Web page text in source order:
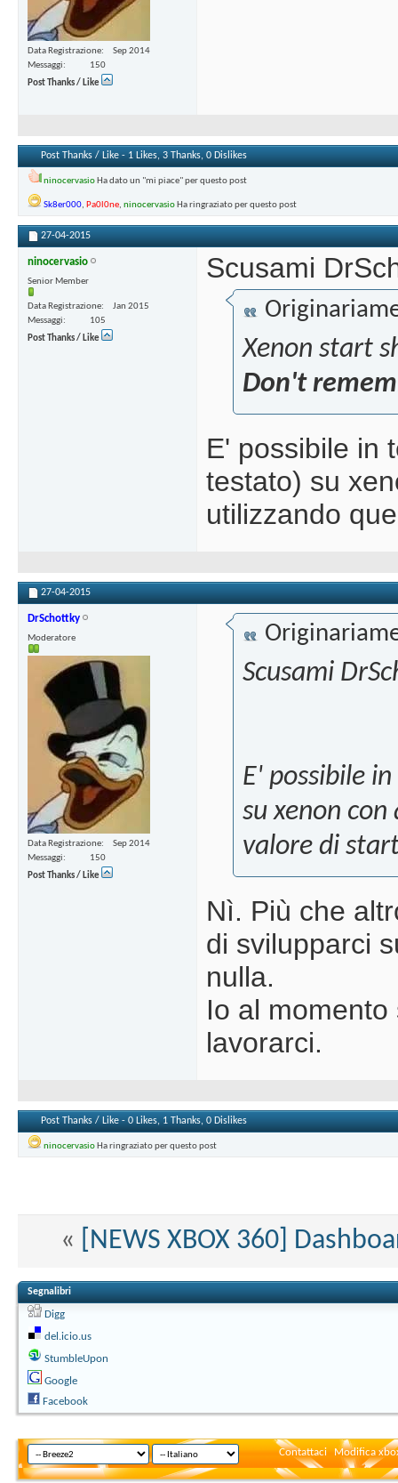
Data Registrazione
Sep 2014
Messaggi
150
Post Thanks / Like
Post Thanks / Like - 1 Likes, 3 Thanks, 0 Dislikes
ninocervasio Ha dato un "mi piace" per questo post
Sk8er000, Pa0l0ne, ninocervasio Ha ringraziato per questo post
27-04-2015
ninocervasio
Senior Member
Data Registrazione
Jan 2015
Messaggi
105
Post Thanks / Like
Scusami
Xenon start
Don't
E' possibile in
testato) su
utilizzando
27-04-2015
DrSchottky
Moderatore
Data Registrazione
Sep 2014
Messaggi
150
Post Thanks / Like
Scusami
E' possibile
su xenon
valore di
Nì. Più che
di svilupparci
nulla.
Io al
lavorarci.
Post Thanks / Like - 0 Likes, 1 Thanks, 0 Dislikes
ninocervasio Ha ringraziato per questo post
« [NEWS XBOX 360]
Segnalibri
Digg
del.icio.us
StumbleUpon
Google
Facebook
Contattaci Modifica